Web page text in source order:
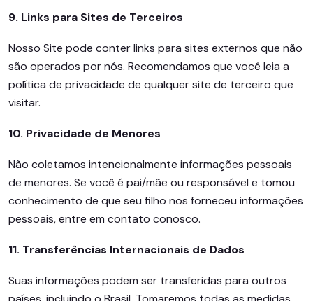
9. Links para Sites de Terceiros
Nosso Site pode conter links para sites externos que não
são operados por nós. Recomendamos que você leia a
política de privacidade de qualquer site de terceiro que
visitar.
10. Privacidade de Menores
Não coletamos intencionalmente informações pessoais
de menores. Se você é pai/mãe ou responsável e tomou
conhecimento de que seu filho nos forneceu informações
pessoais, entre em contato conosco.
11. Transferências Internacionais de Dados
Suas informações podem ser transferidas para outros